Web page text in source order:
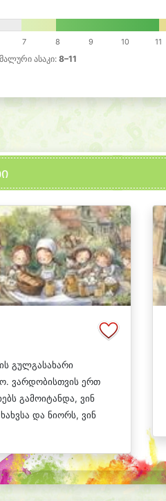
7 8 9 10 11
ასაკი: 8–11
გულგასახარი
ვარდობისთვის ერთ
გამოიტანდა, ვინ
და ნიორს, ვინ